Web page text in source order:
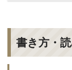
書き方・